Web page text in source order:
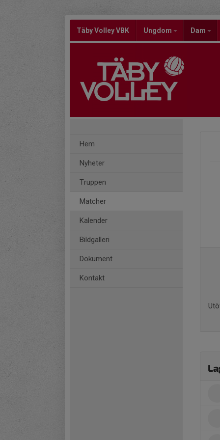
Täby Volley VBK Ungdom Dam
Hem
Nyheter
Truppen
Matcher
Kalender
Bildgalleri
Dokument
Kontakt